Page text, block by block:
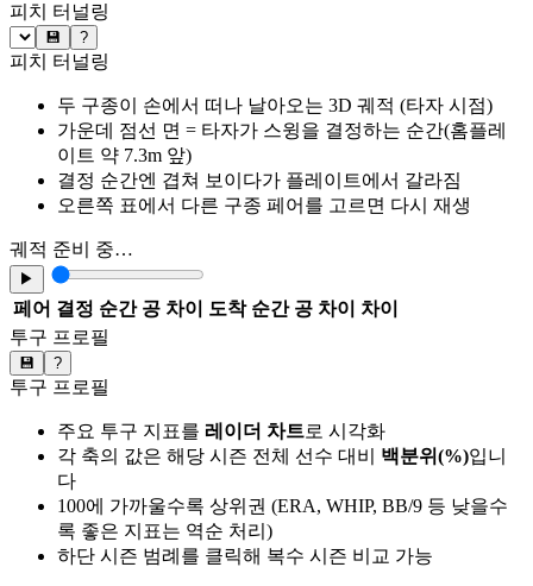
피치 터널링
💾 ?
피치 터널링
두 구종이 손에서 떠나 날아오는 3D 궤적 (타자 시점)
가운데 점선 면 = 타자가 스윙을 결정하는 순간(홈플레
이트 약 7.3m 앞)
결정 순간엔 겹쳐 보이다가 플레이트에서 갈라짐
오른쪽 표에서 다른 구종 페어를 고르면 다시 재생
궤적 준비 중…
▶
페어 결정 순간 공 차이 도착 순간 공 차이
차이
투구 프로필
💾 ?
투구 프로필
주요 투구 지표를 레이더 차트로 시각화
각 축의 값은 해당 시즌 전체 선수 대비 백분위(%)입니
다
100에 가까울수록 상위권 (ERA, WHIP, BB/9 등 낮을수
록 좋은 지표는 역순 처리)
하단 시즌 범례를 클릭해 복수 시즌 비교 가능